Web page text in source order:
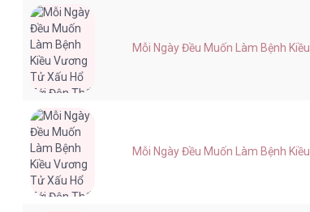
Mỗi Ngày Đều Muốn Làm Bệnh
Mỗi Ngày Đều Muốn Làm Bệnh